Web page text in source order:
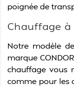
poignée de
Chauffage
Notre modèle
marque
chauffage vous
comme pour les